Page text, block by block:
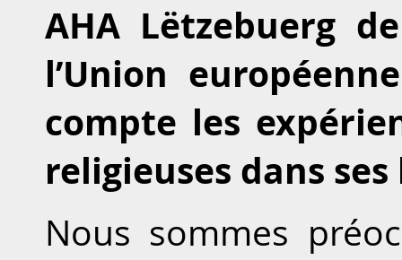
AHA Lëtzebuerg
l’Union
compte les
religieuses dans
Nous sommes